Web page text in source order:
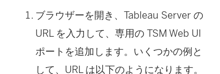
ブラウザーを開き、Tableau Server の
URL を入力して、専用の TSM Web UI
ポートを追加します。いくつかの例と
して、URL は以下のようになります。